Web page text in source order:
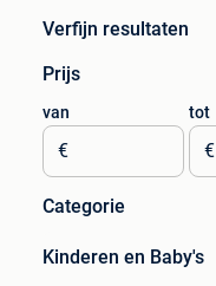
Verfijn resultaten
Prijs
van
€
tot
€
Categorie
Kinderen en Baby's